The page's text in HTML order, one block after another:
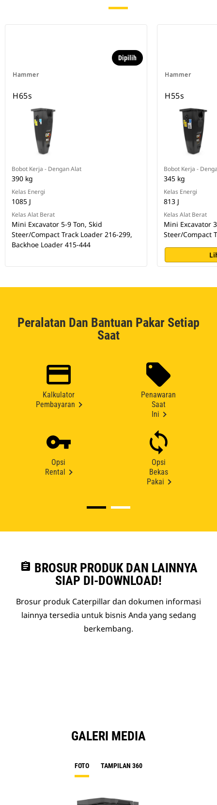
Hammer
Dipilih
H65s
Bobot Kerja - Dengan Alat
390 kg
Kelas Energi
1085 J
Kelas Alat Berat
Mini Excavator 5-9 Ton, Skid
Steer/Compact Track Loader 216-299,
Backhoe Loader 415-444
Hammer
H55s
Bobot Kerja -
345 kg
Kelas Energi
813 J
Kelas Alat Berat
Mini Excavator
Steer/Compact
Peralatan Dan Bantuan Pakar Setiap
Saat
Kalkulator
Pembayaran
Penawaran
Saat
Ini
Opsi
Rental
Opsi
Bekas
Pakai
assignment BROSUR PRODUK DAN LAINNYA
SIAP DI-DOWNLOAD!
Brosur produk Caterpillar dan dokumen informasi
lainnya tersedia untuk bisnis Anda yang sedang
berkembang.
GALERI MEDIA
FOTO TAMPILAN 360